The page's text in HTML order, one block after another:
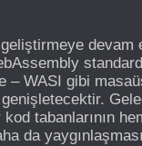
devam
WASI gibi
tabanlarının
da